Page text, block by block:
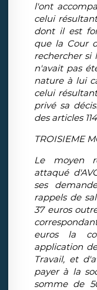
l'ont
celui
dont il est
que la Cour
rechercher si
n'avait pas
nature à lui
celui
privé sa
des articles
TROISIEME
Le moyen
attaqué
ses
rappels de
37 euros
euros la
application
Travail, et
payer à la
somme de